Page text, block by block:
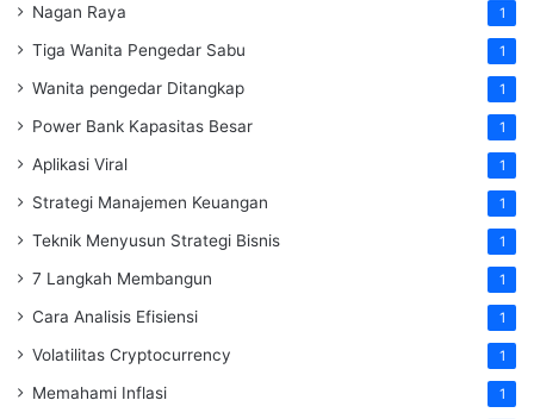
Nagan Raya 1
Tiga Wanita Pengedar Sabu 1
Wanita pengedar Ditangkap 1
Power Bank Kapasitas Besar 1
Aplikasi Viral 1
Strategi Manajemen Keuangan 1
Teknik Menyusun Strategi Bisnis 1
7 Langkah Membangun 1
Cara Analisis Efisiensi 1
Volatilitas Cryptocurrency 1
Memahami Inflasi 1